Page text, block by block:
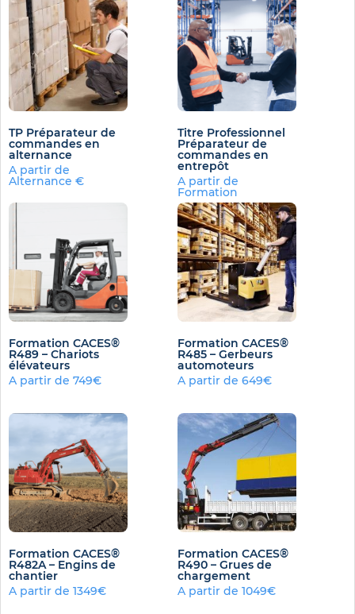
TP Préparateur de
commandes en
alternance
A partir de
Alternance €
Titre Professionnel
Préparateur de
commandes en
entrepôt
A partir de
Formation
conventionnée€
Formation CACES®
R489 – Chariots
élévateurs
A partir de 749€
Formation CACES®
R485 – Gerbeurs
automoteurs
A partir de 649€
Formation CACES®
R482A – Engins de
chantier
A partir de 1349€
Formation CACES®
R490 – Grues de
chargement
A partir de 1049€